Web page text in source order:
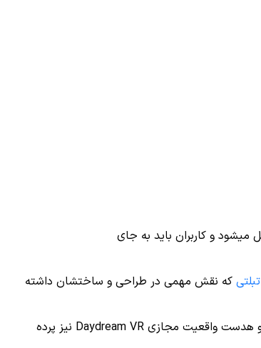
از سوی دیگر این شرکت صفحه‌ای با آدرس https://madeby.google.com راه‌اندازی کرده است که احتمالا با رونمایی از گوشی یا گوشی‌های Pixel تکمیل می‎شود و کاربران باید به جای
تبلتی که نقش مهمی در طراحی و ساختشان داشته
پیش‌بینی می‌شود مراسم رونمایی از گوشی Pixel گوگل ساعت 20:30 سه شنبه 13 مهرماه در سانفرانسیکو برگزار شود در کنار آن از مدل 4K کرومکست و هدست واقعیت مجازی Daydream VR نیز پرده